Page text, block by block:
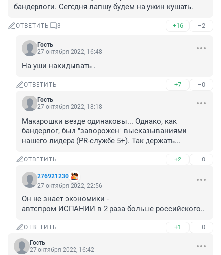
бандерлоги. Сегодня лапшу будем на ужин кушать.
ОТВЕТИТЬ 3 +16 –2
Гость
27 октября 2022, 16:48
На уши накидывать .
ОТВЕТИТЬ +7 –0
Гость
27 октября 2022, 18:18
Макарошки везде одинаковы... Однако, как
бандерлог, был "заворожен" высказываниями
нашего лидера (PR-службе 5+). Так держать...
ОТВЕТИТЬ +2 –0
276921230
27 октября 2022, 22:56
Он не знает экономики -
автопром ИСПАНИИ в 2 раза больше российского..
ОТВЕТИТЬ +1 –0
Гость
27 октября 2022, 16:42